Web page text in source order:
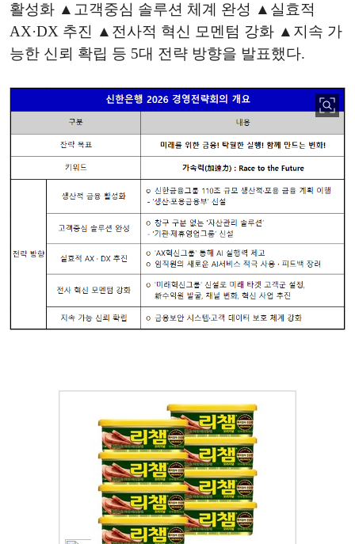
활성화 ▲고객중심 솔루션 체계 완성 ▲실효적
AX·DX 추진 ▲전사적 혁신 모멘텀 강화 ▲지속 가
능한 신뢰 확립 등 5대 전략 방향을 발표했다.